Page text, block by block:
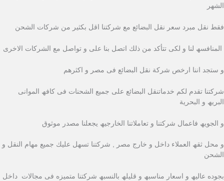
الشھر
فقط نقل مبرد سعر نقل البضائع مع شركتنا اقل بكثیر من شركات الشحن
المنافسھ لنا و لكى تتأكد من ذلك اتصل بنا على و تواصل مع الشركات الاخرى
و ستجد اننا ارخص شركة نقل البضائع فى مصر و اكثرھم
شركتنا تقدم لكم خدماتنقل البضائع على جمیع الشحنات فى كافھ الموانى
البریھ و البحریة
و الجویھ فاعمال شركتنا و تعاملاتنا الخارجیھ یجعلنا مصدر موثوق
و محل ثقھ العملاء داخل و خارج مصر , شركتنا تسھل علیك جمیع مھام النقل و
الشحن
بجوده عالیھ و اسعار مناسبھ و قلیلھ بالنسبھ شركتنا متمیزه فى مجالات داخل